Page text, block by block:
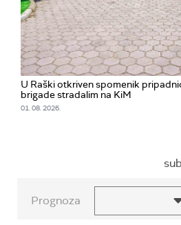
U Raški otkriven spomenik
brigade stradalim na KiM
01. 08. 2026.
Prognoza